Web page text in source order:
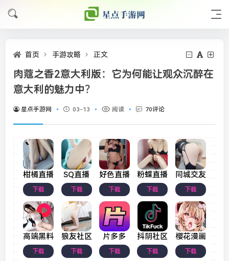
首页 手游攻略 正文
肉蔻之香2意大利版：它为何能让观众沉醉在
意大利的魅力中？
星点手游网 03-13 阅读 70评论
柑橘直播
下载
SQ直播
下载
好色直播
下载
粉蝶直播
下载
同城交友
下载
高端黑料
下载
狼友社区
下载
片多多
下载
抖阴社区
下载
樱花漫画
下载